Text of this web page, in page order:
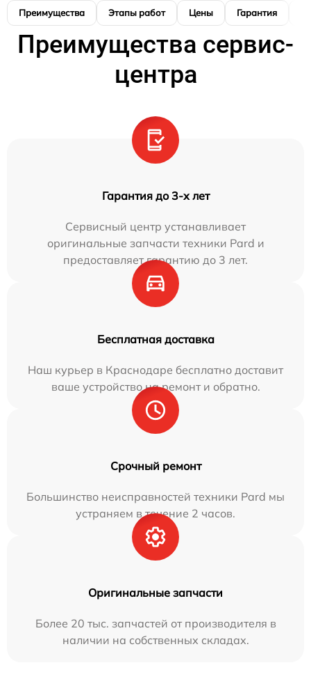
Преимущества Этапы работ Цены Гарантия
Преимущества сервис-
центра
Гарантия до 3-х лет
Сервисный центр устанавливает
оригинальные запчасти техники Pard и
предоставляет гарантию до 3 лет.
Бесплатная доставка
Наш курьер в Краснодаре бесплатно доставит
ваше устройство на ремонт и обратно.
Срочный ремонт
Большинство неисправностей техники Pard мы
устраняем в течение 2 часов.
Оригинальные запчасти
Более 20 тыс. запчастей от производителя в
наличии на собственных складах.